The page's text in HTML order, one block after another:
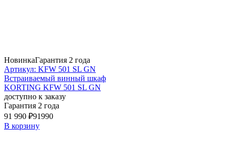
НовинкаГарантия 2 года
Артикул: KFW 501 SL GN
Встраиваемый винный шкаф
KORTING KFW 501 SL GN
доступно к заказу
Гарантия 2 года
91 990 ₽91990
В корзину